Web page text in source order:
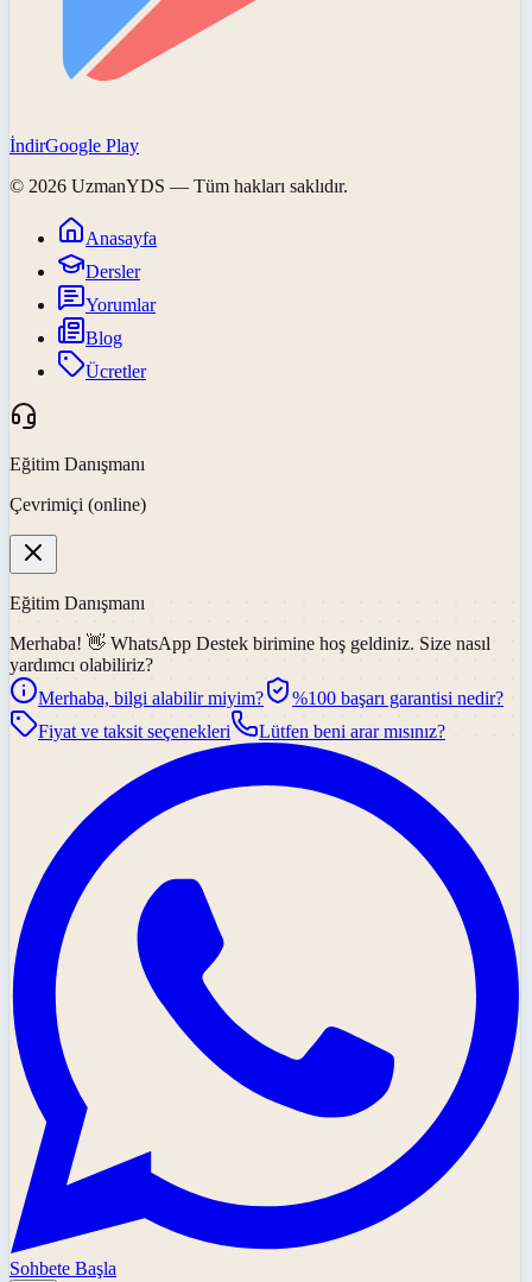
İndirGoogle Play
© 2026 UzmanYDS — Tüm hakları saklıdır.
Anasayfa
Dersler
Yorumlar
Blog
Ücretler
Eğitim Danışmanı
Çevrimiçi (online)
Eğitim Danışmanı
Merhaba! 👋 WhatsApp Destek birimine hoş geldiniz. Size nasıl
yardımcı olabiliriz?
Merhaba, bilgi alabilir miyim?
%100 başarı garantisi nedir?
Fiyat ve taksit seçenekleri
Lütfen beni arar mısınız?
Sohbete Başla